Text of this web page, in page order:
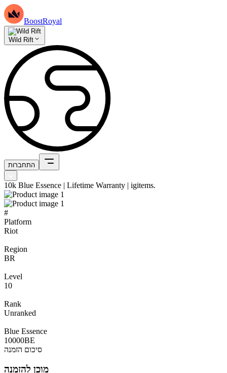
BoostRoyal
Wild Rift
התחברות
10k Blue Essence | Lifetime Warranty | igitems.
#
Platform
Riot
Region
BR
Level
10
Rank
Unranked
Blue Essence
10000BE
סיכום הזמנה
מוכן להזמנה